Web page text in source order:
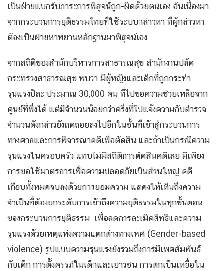
เป็นฝ่ายแบกรับภาระการพิสูจน์ถูก-ผิดด้วยตนเอง อันเนื่องมา
จากกระบวนการยุติธรรมไทยที่ใช้ระบบกล่าวหา ที่ผู้กล่าวหา
ต้องเป็นฝ่ายหาพยานหลักฐานมาพิสูจน์เอง
จากสถิติของสำนักบริหารการสาธารณสุข สำนักงานปลัด
กระทรวงสาธารณสุข พบว่า มีผู้หญิงและเด็กที่ถูกกระทำ
รุนแรงปีละ ประมาณ 30,000 คน ที่ไปขอความช่วยเหลือจาก
ศูนย์ที่พึ่งได้ แต่มีจำนวนน้อยกว่าครึ่งที่ไปแจ้งความกับตำรวจ
จำนวนดังกล่าวยังถดถอยลงไปอีกในชั้นที่เข้าสู่กระบวนการ
ทางศาลและการพิจารณาคดีเพื่อตัดสิน และถ้าเป็นกรณีความ
รุนแรงในครอบครัว แทบไม่มีสถิติการตัดสินคดีเลย มีเพียง
การขอใช้มาตรการเพื่อความปลอดภัยเป็นส่วนใหญ่ คดี
เกือบทั้งหมดจบลงด้วยการยอมความ แสดงให้เห็นถึงความ
จำเป็นที่ต้องยกระดับการเข้าถึงความยุติธรรมในทุกขั้นตอน
ของกระบวนการยุติธรรม เพื่อลดการละเมิดสิทธิและความ
รุนแรงด้วยเหตุแห่งความแตกต่างทางเพศ (Gender-based
violence) รูปแบบความรุนแรงยังรวมถึงการมีเพศสัมพันธ์
กับเด็ก การตั้งครรภ์ในเด็กและเยาวชน การตกเป็นเหยื่อใน